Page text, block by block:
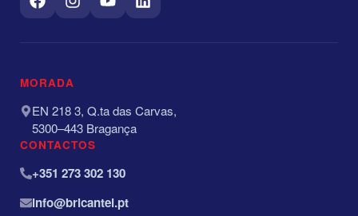
MORADA
EN 218 3, Q.ta das Carvas,
5300–443 Bragança
CONTACTOS
+351 273 302 130
info@bricantel.pt